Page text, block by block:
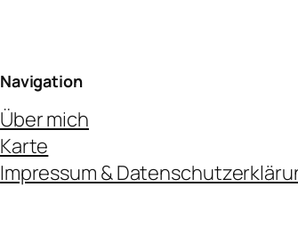
Navigation
Über mich
Karte
Impressum &